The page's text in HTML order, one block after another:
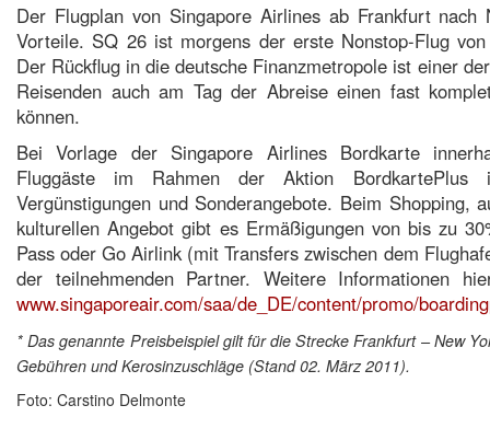
Der Flugplan von Singapore Airlines ab Frankfurt nach
Vorteile. SQ 26 ist morgens der erste Nonstop-Flug
Der Rückflug in die deutsche Finanzmetropole ist einer
Reisenden auch am Tag der Abreise einen fast
können.
Bei Vorlage der Singapore Airlines Bordkarte
Fluggäste im Rahmen der Aktion BordkartePlus
Vergünstigungen und Sonderangebote. Beim Shopping,
kulturellen Angebot gibt es Ermäßigungen von bis zu
Pass oder Go Airlink (mit Transfers zwischen dem
der teilnehmenden Partner. Weitere Informationen
www.singaporeair.com/saa/de_DE/content/promo/
* Das genannte Preisbeispiel gilt für die Strecke Frankfurt – New
Gebühren und Kerosinzuschläge (Stand 02. März 2011).
Foto: Carstino Delmonte